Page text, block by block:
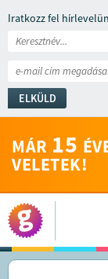
Iratkozz fel
ELKÜLD
MÁR 15
VELETEK!